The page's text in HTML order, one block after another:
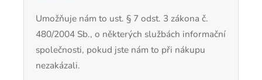
Umožňuje nám to ust. § 7 odst. 3 zákona č.
480/2004 Sb., o některých službách informační
společnosti, pokud jste nám to při nákupu
nezakázali.